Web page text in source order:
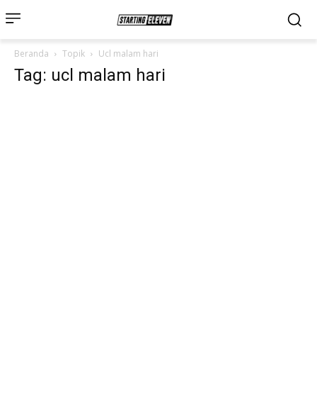
Beranda Topik Ucl malam hari
Tag: ucl malam hari